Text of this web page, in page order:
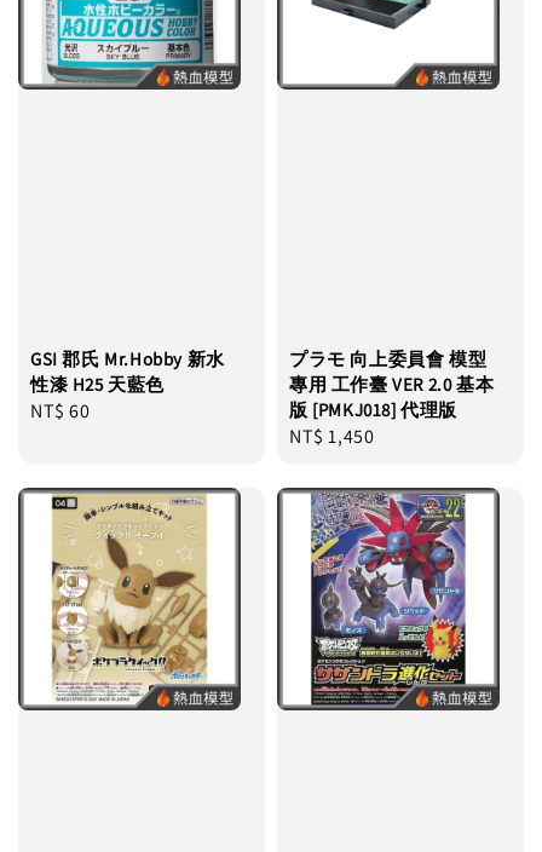
GSI 郡氏 Mr.Hobby 新水
性漆 H25 天藍色
Regular
NT$ 60
プラモ 向上委員會 模型
專用 工作臺 VER 2.0 基本
版 [PMKJ018] 代理版
Regular
NT$ 1,450